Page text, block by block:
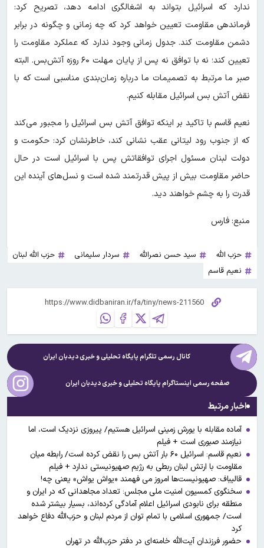
ندارد که اسرائیل بتواند به اشغالگری ادامه دهد، تصریح کرد:
فرماندهی مقاومت تعیین خواهد کرد که چه زمانی و چگونه در برابر
دشمن مقاومت کند. جدول زمانی وجود ندارد که عملکرد مقاومت را
تعیین کند؛ نه با توافق نه پس از پایان مهلت ۶۰ روزه آتش‌بس. البته
صبر ما مرتبط به تصمیمات ما درباره زمان‌بندی مناسبی است که با
نقض آتش بس اسرائیل مقابله کنیم.
نعیم قاسم با تاکید بر اینکه توافق آتش بس اسرائیل را مجبور می‌کند
که از جنوب رود لیتانی عقب نشانی کند، خاطرنشان کرد: حکومت و
دولت لبنان مسئول اجرای توافقاتش پس با اسرائیل است در حال
حاضر مقاومت بیش از پیش قدرتمند شده است و نسل‌های آینده این
قدرت را به چشم خواهند دید.
منبع: فارس
حزب الله سید حسن نصرالله سردار سلیمانی
حزب الله لبنان
نعیم قاسم
کانال رسمی تلگرام پایگاه تحلیلی و خبریدیدبان ایران
صفحه رسمی اینستاگرام پایگاه تحلیلی و خبریدیدبان ایران
اخبار مرتبط
آماده مقابله با یورش زمینی اسرائیل هستیم/ پیروزی نزدیک است، اما
نیازمند صبوری است + فیلم
نعیم قاسم: اسرائیل ۶۰ بار آتش بس را نقض کرده است/ رابطه میان
مقاومت با ارتش لبنان ربطی به رژیم صهیونیستی ندارد + فیلم
قالیباف: صهیونیست‌ها امروز می فهمند «یواش یواش» یعنی چه!
سخنگوی کمسیون امنیت ملی مجلس: تعداد مجاهدانی که در ایران و
منطقه برای نابودی اسرائیل اعلام آمادگی کرده‌اند، بسیار بیشتر شده
است/ جمهوری اسلامی با تمام توان از مردم لبنان و حزب‌الله دفاع خواهد
کرد
حضور فرزندان آیت‌الله خامنه‌ای در دفتر حزب‌الله در تهران